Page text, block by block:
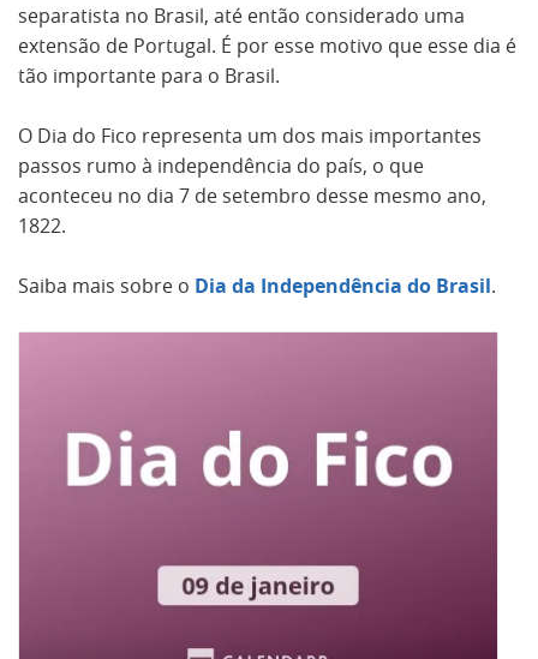
separatista no Brasil, até então considerado uma
extensão de Portugal. É por esse motivo que esse dia é
tão importante para o Brasil.
O Dia do Fico representa um dos mais importantes
passos rumo à independência do país, o que
aconteceu no dia 7 de setembro desse mesmo ano,
1822.
Saiba mais sobre o Dia da Independência do Brasil.